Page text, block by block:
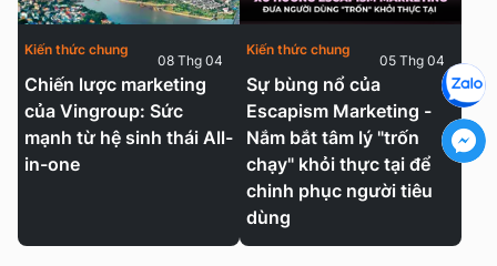
Chiến lược marketing
của Vingroup: Sức
mạnh từ hệ sinh thái All-
in-one
Kiến thức chung
08 Thg 04
Sự bùng nổ của
Escapism Marketing -
Nắm bắt tâm lý "trốn
chạy" khỏi thực tại để
chinh phục người tiêu
dùng
Kiến thức chung
05 Thg 04